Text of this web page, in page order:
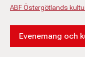
ABF Östergötlands
Evenemang och